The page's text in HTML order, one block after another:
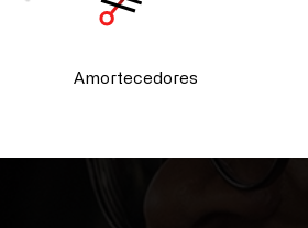
Amortecedores